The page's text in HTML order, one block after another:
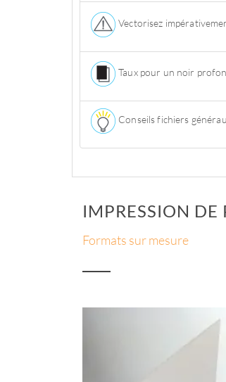
Vectorisez
Taux pour un noir
Conseils fichiers
IMPRESSION DE
Formats sur mesure